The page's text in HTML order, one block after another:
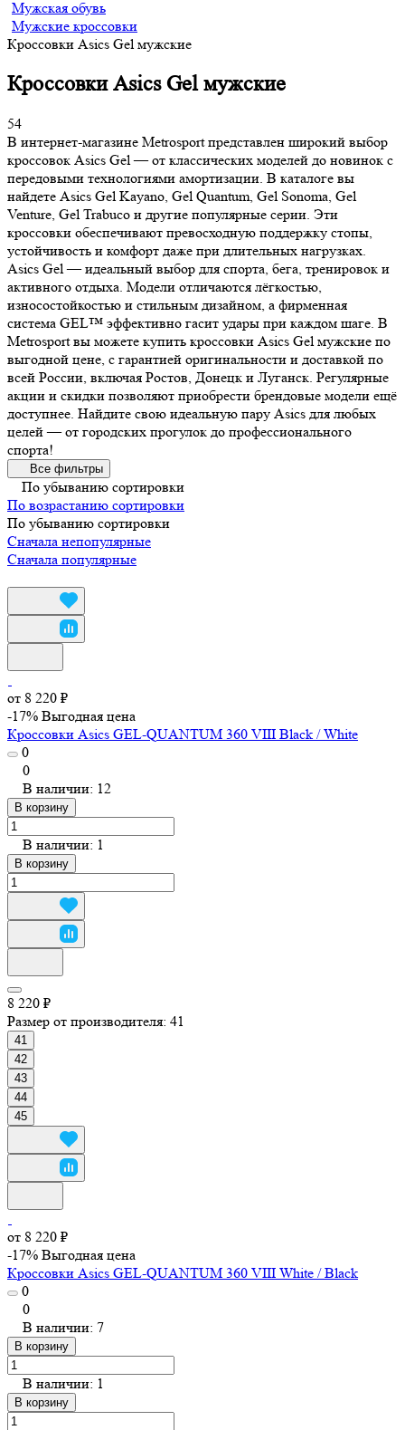
Мужская обувь
Мужские кроссовки
Кроссовки Asics Gel мужские
Кроссовки Asics Gel мужские
54
В интернет-магазине Metrosport представлен широкий выбор
кроссовок Asics Gel — от классических моделей до новинок с
передовыми технологиями амортизации. В каталоге вы
найдете Asics Gel Kayano, Gel Quantum, Gel Sonoma, Gel
Venture, Gel Trabuco и другие популярные серии. Эти
кроссовки обеспечивают превосходную поддержку стопы,
устойчивость и комфорт даже при длительных нагрузках.
Asics Gel — идеальный выбор для спорта, бега, тренировок и
активного отдыха. Модели отличаются лёгкостью,
износостойкостью и стильным дизайном, а фирменная
система GEL™ эффективно гасит удары при каждом шаге. В
Metrosport вы можете купить кроссовки Asics Gel мужские по
выгодной цене, с гарантией оригинальности и доставкой по
всей России, включая Ростов, Донецк и Луганск. Регулярные
акции и скидки позволяют приобрести брендовые модели ещё
доступнее. Найдите свою идеальную пару Asics для любых
целей — от городских прогулок до профессионального
спорта!
Все фильтры
По убыванию сортировки
По возрастанию сортировки
По убыванию сортировки
Сначала непопулярные
Сначала популярные
от 8 220 ₽
-17% Выгодная цена
Кроссовки Asics GEL-QUANTUM 360 VIII Black / White
0
0
В наличии: 12
В корзину
В наличии: 1
В корзину
8 220 ₽
Размер от производителя: 41
41
42
43
44
45
от 8 220 ₽
-17% Выгодная цена
Кроссовки Asics GEL-QUANTUM 360 VIII White / Black
0
0
В наличии: 7
В корзину
В наличии: 1
В корзину